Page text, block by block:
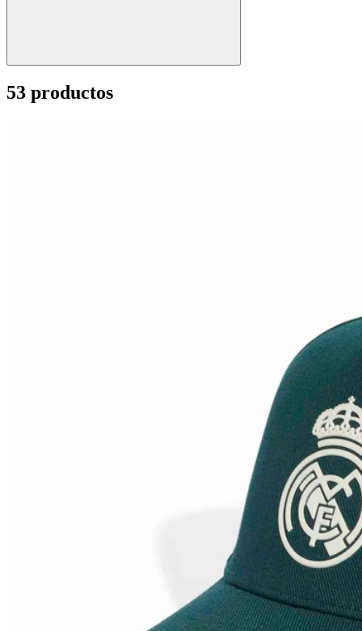
53 productos